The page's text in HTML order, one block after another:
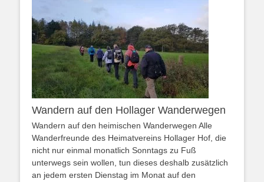
Wandern auf den Hollager Wanderwegen
Wandern auf den heimischen Wanderwegen Alle
Wanderfreunde des Heimatvereins Hollager Hof, die
nicht nur einmal monatlich Sonntags zu Fuß
unterwegs sein wollen, tun dieses deshalb zusätzlich
an jedem ersten Dienstag im Monat auf den